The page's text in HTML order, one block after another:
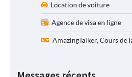
Location de voiture
Agence de visa en ligne
AmazingTalker, Cours de